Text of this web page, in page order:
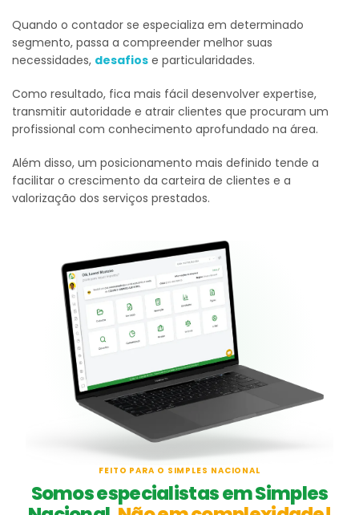
Quando o contador se especializa em determinado
segmento, passa a compreender melhor suas
necessidades, desafios e particularidades.
Como resultado, fica mais fácil desenvolver expertise,
transmitir autoridade e atrair clientes que procuram um
profissional com conhecimento aprofundado na área.
Além disso, um posicionamento mais definido tende a
facilitar o crescimento da carteira de clientes e a
valorização dos serviços prestados.
FEITO PARA O SIMPLES NACIONAL
Somos especialistas em Simples